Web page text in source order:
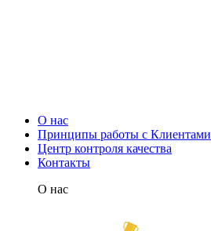
О нас
Принципы работы с Клиентами
Центр контроля качества
Контакты
О нас